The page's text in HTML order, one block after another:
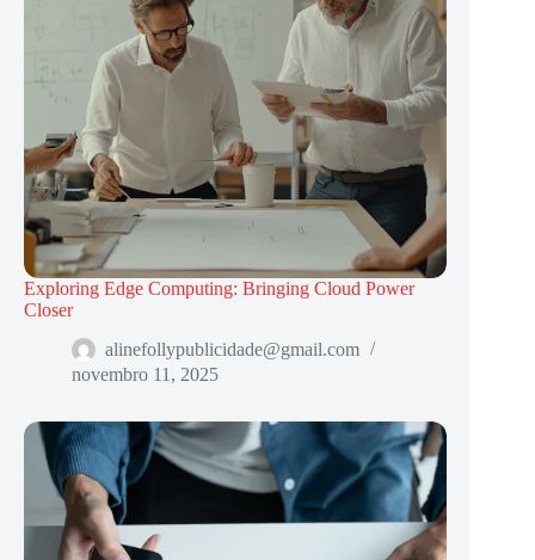
Exploring Edge Computing: Bringing Cloud Power
Closer
alinefollypublicidade@gmail.com
novembro 11, 2025